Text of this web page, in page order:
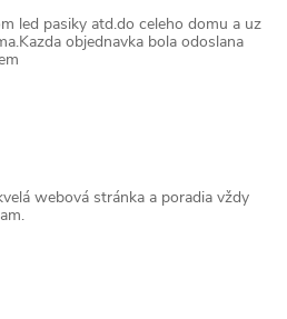
led pasiky atd.do celeho domu a uz
objednavka bola odoslana
webová stránka a poradia vždy